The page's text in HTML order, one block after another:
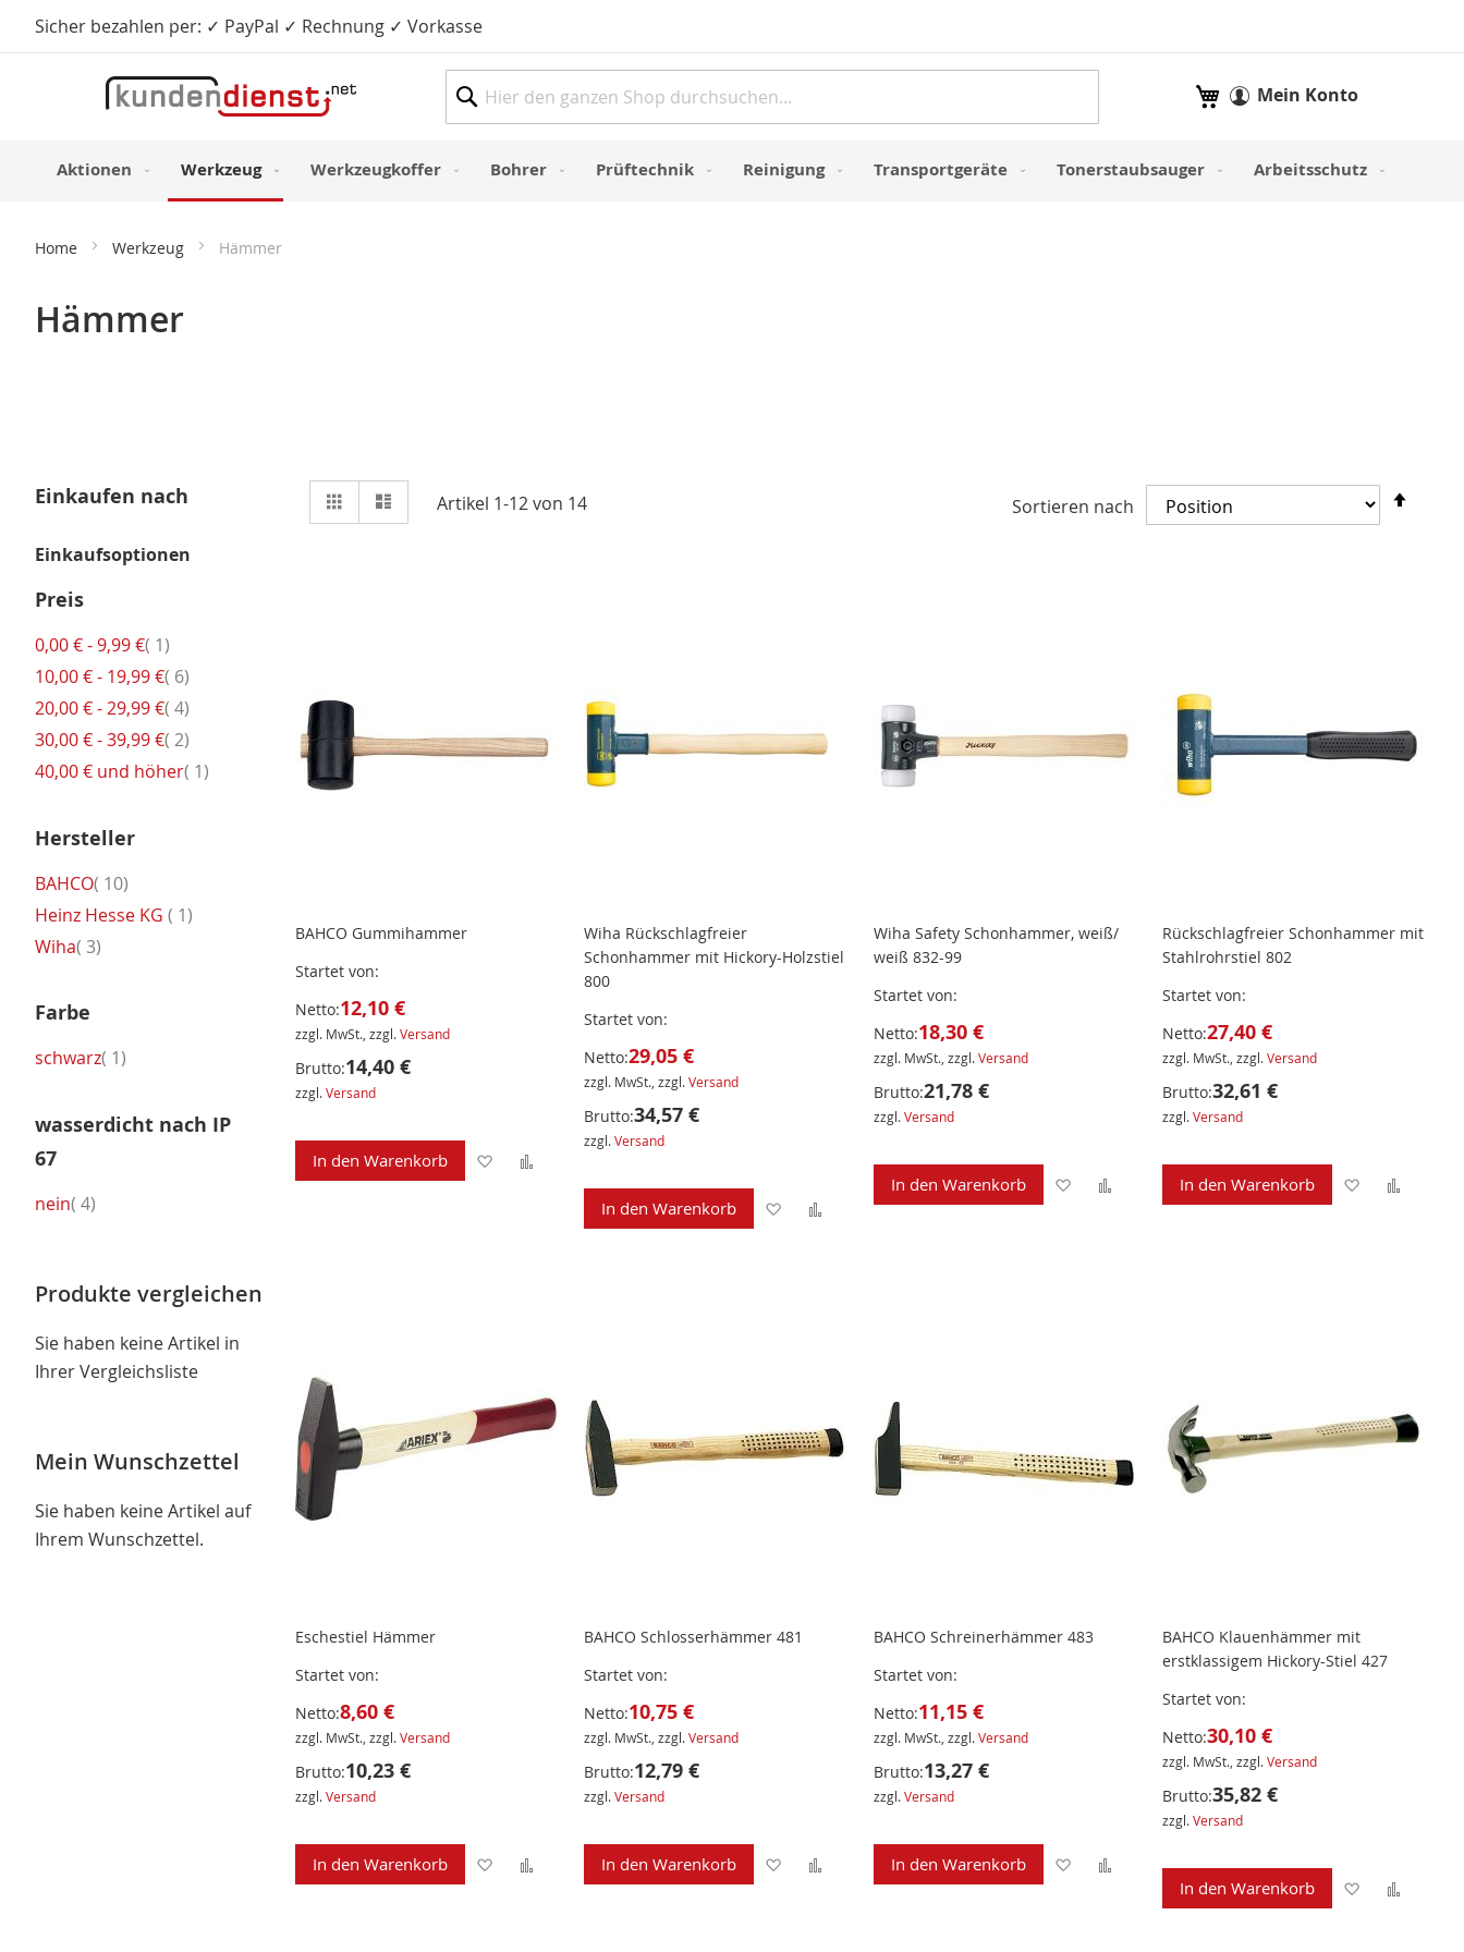
Sicher bezahlen per: ✓ PayPal ✓ Rechnung ✓ VorkasseDirekt
Mein Warenkorb
Mein Konto
Aktionen Werkzeug Werkzeugkoffer Bohrer Prüftechnik Reinigung Transportgeräte Tonerstaubsauger Arbeitsschutz
Home Werkzeug Hämmer
Hämmer
Ansicht
als
Raster Artikel 1-12von 14 Sortieren nach
BAHCO Gummihammer
Startet von
Netto:12,10 €
zzgl. MwSt., zzgl.Versand
Brutto:14,40 €
zzgl.Versand
In den Warenkorb
Zur
hinzufügen
Wiha Rückschlagfreier
Schonhammer mit Hickory-Holzstiel
800
Startet von
Netto:29,05 €
zzgl. MwSt., zzgl.Versand
Brutto:34,57 €
zzgl.Versand
In den Warenkorb
Zur
Wiha Safety Schonhammer, weiß/
weiß 832-99
Startet von
Netto:18,30 €
zzgl. MwSt., zzgl.Versand
Brutto:21,78 €
zzgl.Versand
In den Warenkorb
Zur
Rückschlagfreier Schonhammer mit
Stahlrohrstiel 802
Startet von
Netto:27,40 €
zzgl. MwSt., zzgl.Versand
Brutto:32,61 €
zzgl.Versand
In den Warenkorb
Zur
Eschestiel Hämmer
Startet von
Netto:8,60 €
zzgl. MwSt., zzgl.Versand
Brutto:10,23 €
zzgl.Versand
In den Warenkorb
Zur
BAHCO Schlosserhämmer 481
Startet von
Netto:10,75 €
zzgl. MwSt., zzgl.Versand
Brutto:12,79 €
zzgl.Versand
In den Warenkorb
Zur
BAHCO Schreinerhämmer 483
Startet von
Netto:11,15 €
zzgl. MwSt., zzgl.Versand
Brutto:13,27 €
zzgl.Versand
In den Warenkorb
Zur
Vergleichsliste
BAHCO Klauenhämmer mit
erstklassigem Hickory-Stiel 427
Startet von
Netto:30,10 €
zzgl. MwSt., zzgl.Versand
Brutto:35,82 €
zzgl.Versand
In den Warenkorb
Zur
Einkaufen nach
Einkaufsoptionen
Preis
0,00 €-9,99 € 1Artikel
10,00 €- 19,99 € 6Artikel
20,00 €-29,99 € 4Artikel
30,00 €-39,99 € 2Artikel
40,00 € und höher 1Artikel
Hersteller
BAHCO 10Artikel
Heinz Hesse KG
1Artikel
Wiha 3Artikel
Farbe
schwarz 1Artikel
wasserdicht nach IP
67
nein 4Artikel
Produkte vergleichen
Sie haben keine Artikel in
Ihrer Vergleichsliste
Mein Wunschzettel
Sie haben keine Artikel auf
Ihrem Wunschzettel.